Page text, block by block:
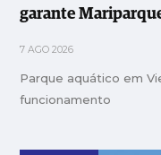
garante
7 AGO 2026
Parque aquático em
funcionamento